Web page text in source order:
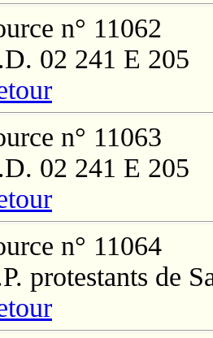
n° 11062
02 241 E 205
n° 11063
02 241 E 205
n° 11064
protestants de